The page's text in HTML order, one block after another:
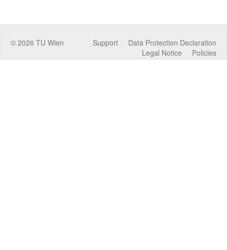
© 2026 TU Wien Data Protection Declaration
Support
Policies
Legal Notice